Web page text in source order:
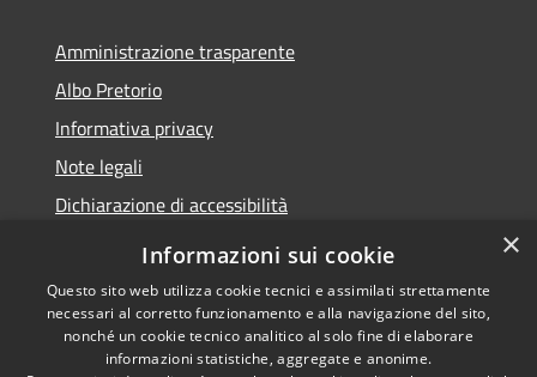
Amministrazione trasparente
Albo Pretorio
Informativa privacy
Note legali
Dichiarazione di accessibilità
RSS
Accessibilità
Copyright © 2026 • Comune di
Belvedere Marittimo •
×
Informazioni sui cookie
Questo sito web utilizza cookie tecnici e assimilati strettamente
necessari al corretto funzionamento e alla navigazione del sito,
nonché un cookie tecnico analitico al solo fine di elaborare
informazioni statistiche, aggregate e anonime.